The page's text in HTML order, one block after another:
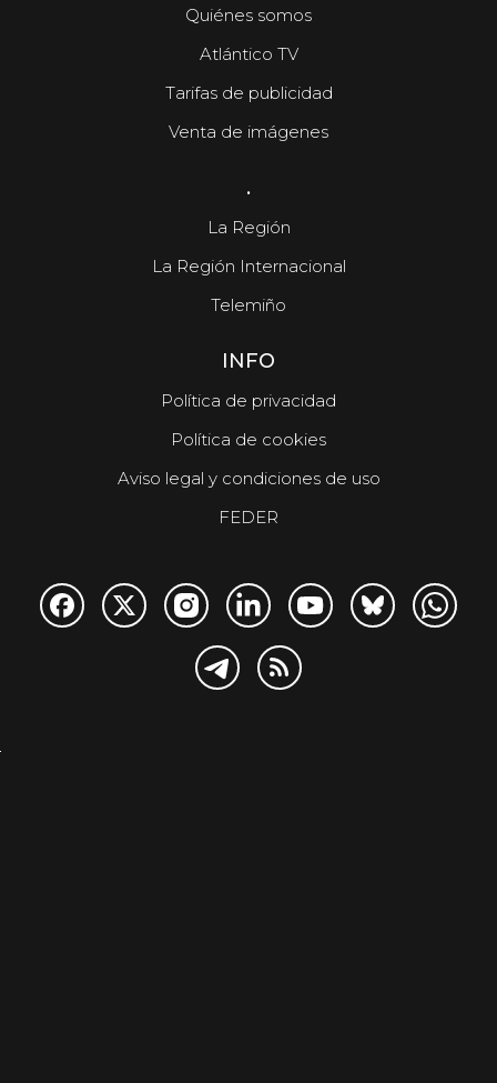
Quiénes somos
Atlántico TV
Tarifas de publicidad
Venta de imágenes
.
La Región
La Región Internacional
Telemiño
INFO
Política de privacidad
Política de cookies
Aviso legal y condiciones de uso
FEDER